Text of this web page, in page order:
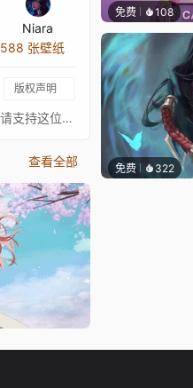
Niara
588 张壁纸
版权声明
⠀⠀⠀⠀⠀⠀⠀⠀⠀⠀⠀⠀⠀⠀⠀⠀⠀〖 这张壁纸不是我绘制的，真正的艺术家总是在 ↓这里↓。我只是为这些图片添加动画以供娱乐。请支持这位绝对出色的艺术家。如果有任何艺术家不希望这张壁纸出现在这里，请联系我，我会将其移除。〗⠀⠀⠀⠀⠀⠀⠀⠀⠀⠀⠀⠀⠀⠀⠀⠀⠀⠀⠀⠀⠀- Artwork 艺术家: https://www.artstation.com/angelmoonlighthttps://gum.co/fcIfD- 原画来源: https://www.artstation.com/artwork/lBwEa- 音乐: https://www.youtube.com/watch?v=5IjhbC3Wkpw⠀⠀↓↓↓↓↓↓↓⠀⠀★ 你可以在这里查看我批准的壁纸收藏 ★⠀⠀↓↓↓↓↓↓↓⠀⠀ ⠀⠀⠀⠀⠀⠀⠀⠀⠀⠀⠀⠀⠀⠀⠀⠀⠀
查看全部
免费 108
免费 322